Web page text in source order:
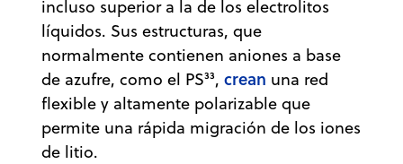
incluso superior a la de los electrolitos
líquidos. Sus estructuras, que
normalmente contienen aniones a base
de azufre, como el PS³³, crean una red
flexible y altamente polarizable que
permite una rápida migración de los iones
de litio.